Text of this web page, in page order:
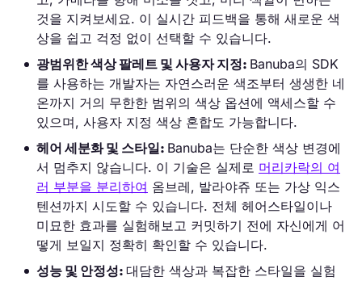
것을 지켜보세요. 이 실시간 피드백을 통해 새로운 색
상을 쉽고 걱정 없이 선택할 수 있습니다.
광범위한 색상 팔레트 및 사용자 지정: Banuba의 SDK
를 사용하는 개발자는 자연스러운 색조부터 생생한 네
온까지 거의 무한한 범위의 색상 옵션에 액세스할 수
있으며, 사용자 지정 색상 혼합도 가능합니다.
헤어 세분화 및 스타일: Banuba는 단순한 색상 변경에
서 멈추지 않습니다. 이 기술은 실제로 머리카락의 여
러 부분을 분리하여 옴브레, 발라야쥬 또는 가상 익스
텐션까지 시도할 수 있습니다. 전체 헤어스타일이나
미묘한 효과를 실험해보고 커밋하기 전에 자신에게 어
떻게 보일지 정확히 확인할 수 있습니다.
성능 및 안정성: 대담한 색상과 복잡한 스타일을 실험